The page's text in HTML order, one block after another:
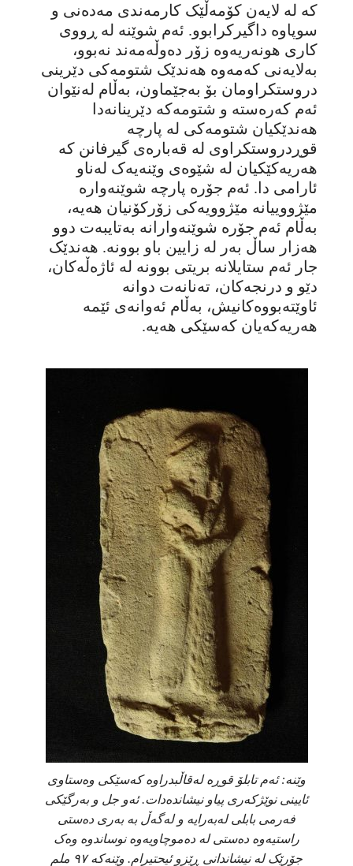
کە لە لایەن کۆمەڵێک کارمەندی مەدەنی و
سوپاوە داگیرکرابوو. ئەم شوێنە لە ڕووی
کاری هونەریەوە زۆر دەوڵەمەند نەبوو،
بەلایەنی کەمەوە هەندێک شتومەکی دێرینی
دروستکراومان بۆ بەجێماون، بەڵام لەنێوان
ئەم کەرەستە و شتومەکە دێرینانەدا
هەندێکیان شتومەکی لە پارچە
قوڕدروستکراوی لە قەبارەی گیرفانن کە
هەریەکێکیان لە شێوەی وێنەیەک لەناو
ئارامی دا. ئەم جۆرە پارچە شوێنەوارە
مێژووییانە مێژوویەکی زۆرکۆنیان هەیە،
بەڵام ئەم جۆرە شوێنەوارانە بەتایبەت دوو
هەزار ساڵ بەر لە زایین باو بوونە. هەندێک
جار ئەم ستایلانە بریتی بوونە لە ئاژەڵەکان،
دێو و درنجەکان، تەنانەت دوانە
ئاوێتەبووەکانیش، بەڵام ئەوانەی ئێمە
هەریەکەیان کەسێکی هەیە.
وێنە: ئەم تابلۆ قوڕە لەقاڵبدراوە کەسێکی وەستاوی
ئایینی نوێژکەری پیاو نیشاندەدات. ئەو جل و بەرگێکی
فەرمی بابلی لەبەرایە و لەگەڵ بە بەری دەستی
راستیەوە دەستی لە دەموچاویەوە نوساندوە وەک
جۆرێک لە نیشاندانی ڕێزو ئیحتیرام. وێنەکە ٩٧ ملم